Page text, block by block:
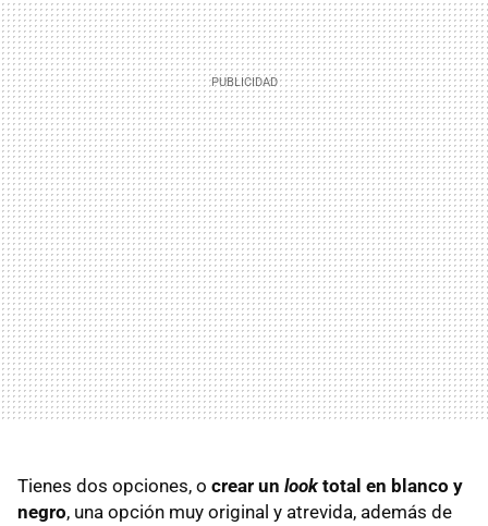
Tienes dos opciones, o crear un looktotal en blanco y
negro, una opción muy original y atrevida, además de